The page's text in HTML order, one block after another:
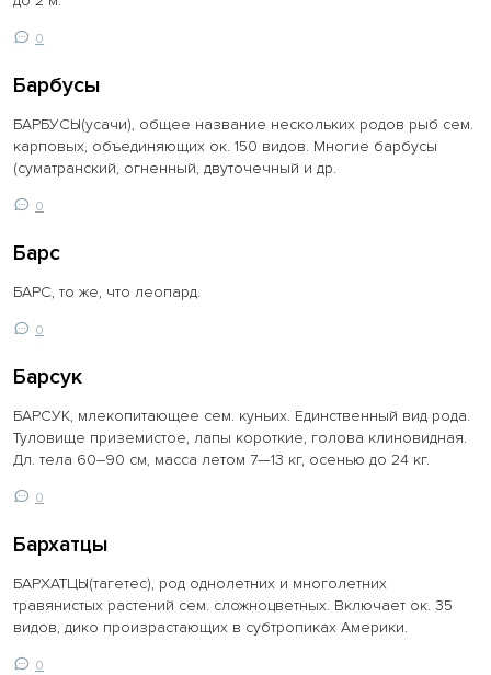
0
Барбусы
БАРБУСЫ(усачи), общее название нескольких родов рыб сем.
карповых, объединяющих ок. 150 видов. Многие барбусы
(суматранский, огненный, двуточечный и др.
0
Барс
БАРС, то же, что леопард.
0
Барсук
БАРСУК, млекопитающее сем. куньих. Единственный вид рода.
Туловище приземистое, лапы короткие, голова клиновидная.
Дл. тела 60–90 см, масса летом 7—13 кг, осенью до 24 кг.
0
Бархатцы
БАРХАТЦЫ(тагетес), род однолетних и многолетних
травянистых растений сем. сложноцветных. Включает ок. 35
видов, дико произрастающих в субтропиках Америки.
0